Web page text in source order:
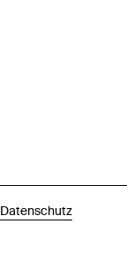
Datenschutz